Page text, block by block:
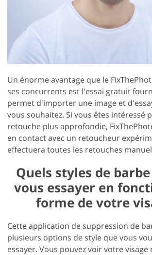
Un énorme avantage que le
ses concurrents est l'essai gratuit
permet d'importer une image et
vous souhaitez. Si vous êtes intéressé
retouche plus approfondie,
en contact avec un retoucheur
effectuera toutes les retouches
Quels styles de
vous essayer en
forme de votre
Cette application de suppression de
plusieurs options de style que vous
essayer. Vous pouvez voir votre visage